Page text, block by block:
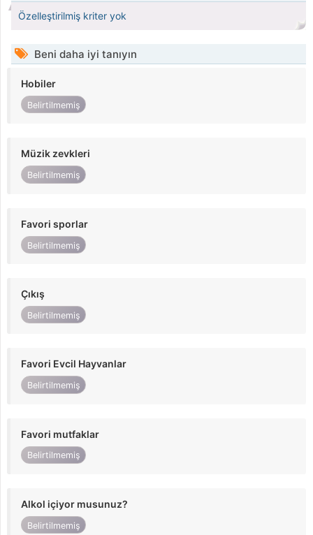
Özelleştirilmiş kriter yok
Beni daha iyi tanıyın
Hobiler
Belirtilmemiş
Müzik zevkleri
Belirtilmemiş
Favori sporlar
Belirtilmemiş
Çıkış
Belirtilmemiş
Favori Evcil Hayvanlar
Belirtilmemiş
Favori mutfaklar
Belirtilmemiş
Alkol içiyor musunuz?
Belirtilmemiş